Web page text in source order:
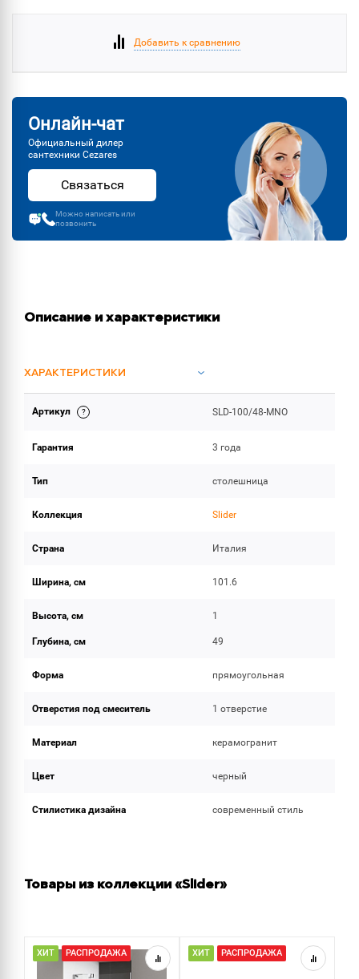
Добавить к сравнению
Онлайн-чат
Официальный дилер
сантехники Cezares
Связаться
Можно написать или
позвонить
Описание и характеристики
ХАРАКТЕРИСТИКИ
ОБЪЕМ ПОСТАВКИ
Артикул SLD-100/48-MNO
Гарантия 3 года
Тип столешница
Коллекция Slider
Страна Италия
Ширина, см 101.6
Высота, см 1
Глубина, см 49
Форма прямоугольная
Отверстия под смеситель 1 отверстие
Материал керамогранит
Цвет черный
Стилистика дизайна современный стиль
Товары из коллекции «Slider»
ХИТ РАСПРОДАЖА ХИТ РАСПРОДАЖА